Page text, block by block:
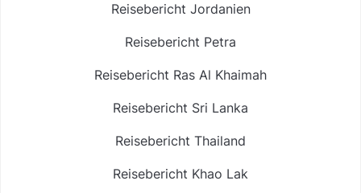
Reisebericht Jordanien
Reisebericht Petra
Reisebericht Ras Al Khaimah
Reisebericht Sri Lanka
Reisebericht Thailand
Reisebericht Khao Lak